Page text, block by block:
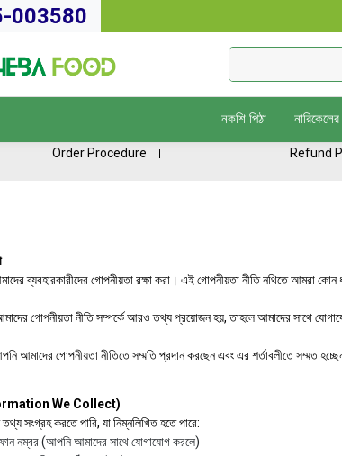
003580
নকশি পিঠা
Order Procedure Refund
ব্যবহারকারীদের গোপনীয়তা রক্ষা করা। এই গোপনীয়তা নীতি নথিতে আমরা কোন
গোপনীয়তা নীতি সম্পর্কে আরও তথ্য প্রয়োজন হয়, তাহলে আমাদের সাথে
আমাদের গোপনীয়তা নীতিতে সম্মতি প্রদান করছেন এবং এর শর্তাবলীতে সম্মত
We Collect)
সংগ্রহ করতে পারি, যা নিম্নলিখিত হতে পারে:
নম্বর (আপনি আমাদের সাথে যোগাযোগ করলে)